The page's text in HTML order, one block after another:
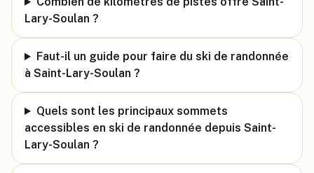
Lary-Soulan ?
Faut-il un guide pour faire du ski de randonnée
à Saint-Lary-Soulan ?
Quels sont les principaux sommets
accessibles en ski de randonnée depuis Saint-
Lary-Soulan ?